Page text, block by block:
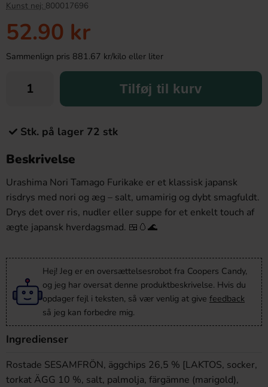
Kunst nej: 800017696
52.90 kr
Sammenlign pris 881.67 kr/kilo eller liter
Tilføj til kurv
Stk. på lager 72 stk
Beskrivelse
Urashima Nori Tamago Furikake er et klassisk japansk
risdrys med nori og æg – salt, umamirig og dybt smagfuldt.
Drys det over ris, nudler eller suppe for et enkelt touch af
ægte japansk hverdagsmad. 🍱🥚🌊
Hej! Jeg er en oversættelsesrobot fra Coopers Candy,
og jeg har oversat denne produktbeskrivelse. Hvis du
opdager fejl i teksten, så vær venlig at give feedback
så jeg kan forbedre mig.
Ingredienser
Rostade SESAMFRÖN, äggchips 26,5 % [LAKTOS, socker,
torkat ÄGG 10 %, salt, palmolja, färgämne (marigold),